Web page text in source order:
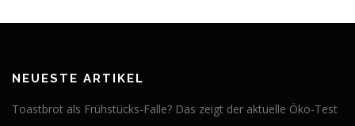
NEUESTE ARTIKEL
Toastbrot als Frühstücks-Falle? Das zeigt der aktuelle Öko-Test